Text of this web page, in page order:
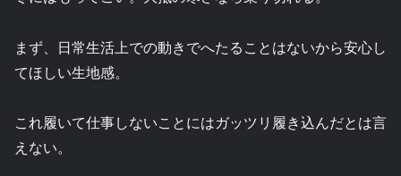
まず、日常生活上での動きでへたることはないから安心し
てほしい生地感。
これ履いて仕事しないことにはガッツリ履き込んだとは言
えない。